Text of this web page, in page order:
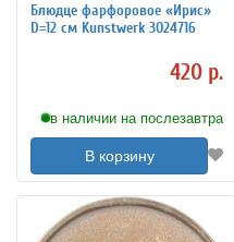
Блюдце фарфоровое «Ирис»
D=12 см Kunstwerk 3024716
420 р.
в наличии на послезавтра
В корзину